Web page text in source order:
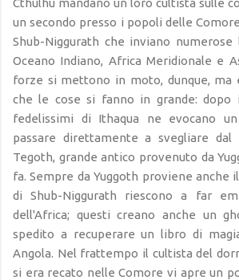
un secondo presso i popoli delle
Shub-Niggurath che inviano
Oceano Indiano, Africa Meridionale e
forze si mettono in moto, dunque, ma
che le cose si fanno in grande: dopo
fedelissimi di Ithaqua ne evocano
passare direttamente a svegliare dal
Tegoth, grande antico provenuto da
fa. Sempre da Yuggoth proviene anche
di Shub-Niggurath riescono a far
dell'Africa; questi creano anche un
spedito a recuperare un libro di
Angola. Nel frattempo il cultista del
si era recato nelle Comore vi apre un